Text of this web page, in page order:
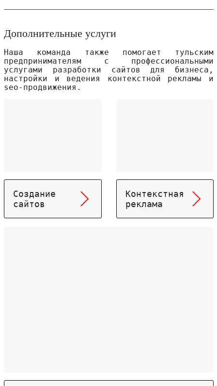
Дополнительные услуги
Наша команда также помогает тульским
предпринимателям с профессиональными
услугами разработки сайтов для бизнеса,
настройки и ведения контекстной рекламы и
seo-продвижения.
Создание
сайтов
Контекстная
реклама